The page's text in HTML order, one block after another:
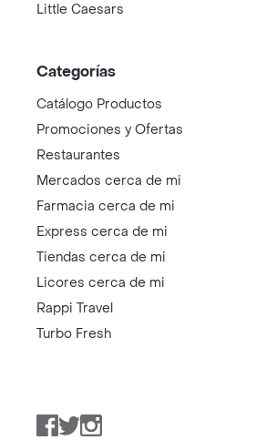
Little Caesars
Categorías
Catálogo Productos
Promociones y Ofertas
Restaurantes
Mercados cerca de mi
Farmacia cerca de mi
Express cerca de mi
Tiendas cerca de mi
Licores cerca de mi
Rappi Travel
Turbo Fresh
Facebook
TwitterInstagram